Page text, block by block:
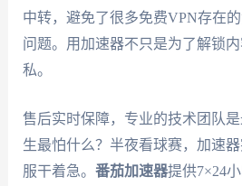
中转，避免了很多免费VPN存在
问题。用加速器不只是为了解锁
私。
售后实时保障，专业的技术团队
生最怕什么？半夜看球赛，加速
服干着急。 番茄加速器提供7×24